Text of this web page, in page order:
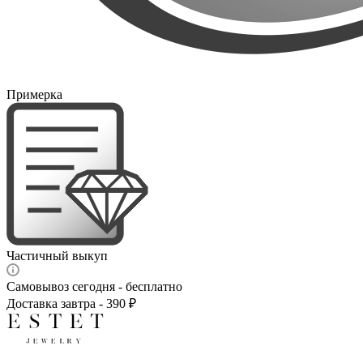
Примерка
Частичный выкуп
Самовывоз сегодня - бесплатно
Доставка завтра - 390 ₽